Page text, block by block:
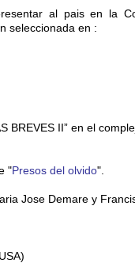
al pais en la
seleccionada en :
BREVES II” en el
"Presos del olvido".
Jose Demare y